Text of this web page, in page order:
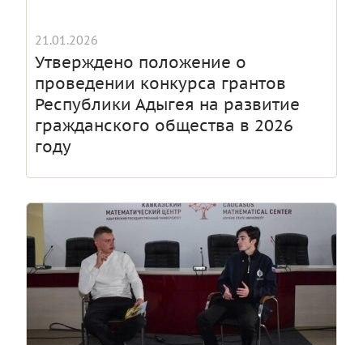
21.01.2026
Утверждено положение о
проведении конкурса грантов
Республики Адыгея на развитие
гражданского общества в 2026
году